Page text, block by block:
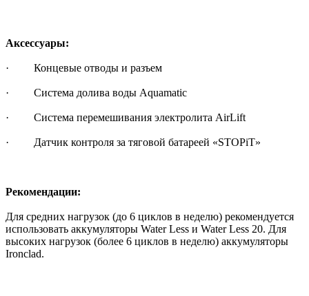
Аксессуары:
· Концевые отводы и разъем
· Система долива воды Aquamatic
· Система перемешивания электролита AirLift
· Датчик контроля за тяговой батареей «STOPiT»
Рекомендации:
Для средних нагрузок (до 6 циклов в неделю) рекомендуется
использовать аккумуляторы Water Less и Water Less 20. Для
высоких нагрузок (более 6 циклов в неделю) аккумуляторы
Ironclad.